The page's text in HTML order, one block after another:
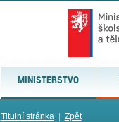
MINISTERSTVO
Titulní stránka| Zpět